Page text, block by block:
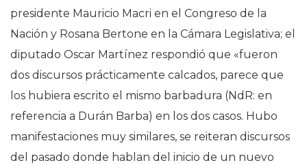
presidente Mauricio Macri en el Congreso de la
Nación y Rosana Bertone en la Cámara Legislativa; el
diputado Oscar Martínez respondió que «fueron
dos discursos prácticamente calcados, parece que
los hubiera escrito el mismo barbadura (NdR: en
referencia a Durán Barba) en los dos casos. Hubo
manifestaciones muy similares, se reiteran discursos
del pasado donde hablan del inicio de un nuevo